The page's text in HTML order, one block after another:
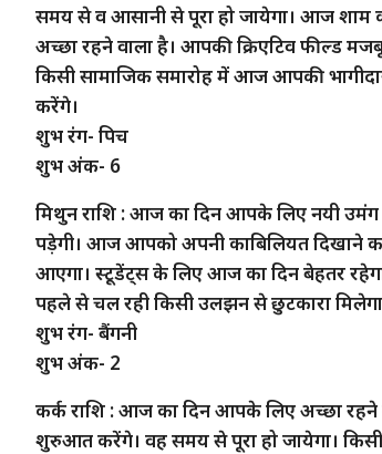
समय से व आसानी से पूरा हो जायेगा। आज शाम
अच्छा रहने वाला है। आपकी क्रिएटिव फील्ड
किसी सामाजिक समारोह में आज आपकी
करेंगे।
शुभ रंग- पिच
शुभ अंक- 6
मिथुन राशि : आज का दिन आपके लिए नयी
पड़ेगी। आज आपको अपनी काबिलियत दिखाने का
आएगा। स्टूडेंट्स के लिए आज का दिन बेहतर
पहले से चल रही किसी उलझन से छुटकारा
शुभ रंग- बैंगनी
शुभ अंक- 2
कर्क राशि : आज का दिन आपके लिए अच्छा
शुरुआत करेंगे। वह समय से पूरा हो जायेगा।